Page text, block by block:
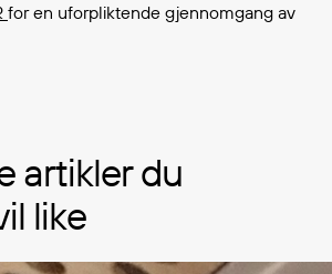
for en uforpliktende gjennomgang av
artikler du
like